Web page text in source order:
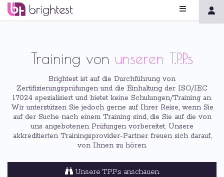
Training von unseren T.P.P.s
Brightest ist auf die Durchführung von
Zertifizierungsprüfungen und die Einhaltung der ISO/IEC
17024 spezialisiert und bietet keine Schulungen/Training an.
Wir unterstützen Sie jedoch gerne auf Ihrer Reise, wenn Sie
auf der Suche nach einem Training sind, die Sie auf die von
uns angebotenen Prüfungen vorbereitet. Unsere
akkreditierten Trainingsprovider-Partner freuen sich darauf,
von Ihnen zu hören.
Unsere T.P.P.s anschauen.